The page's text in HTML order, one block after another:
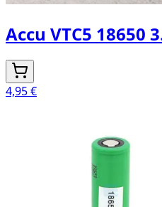
Accu VTC5 18650
4,95 €